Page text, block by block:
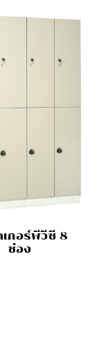
กอร์พีวีซี 8
ช่อง